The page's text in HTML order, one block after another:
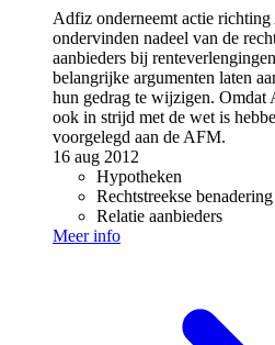
Adfiz onderneemt actie
ondervinden nadeel van de
aanbieders bij
belangrijke argumenten laten
hun gedrag te wijzigen. Omdat
ook in strijd met de wet is
voorgelegd aan de AFM.
16 aug 2012
Hypotheken
Rechtstreekse benadering
Relatie aanbieders
Meer info